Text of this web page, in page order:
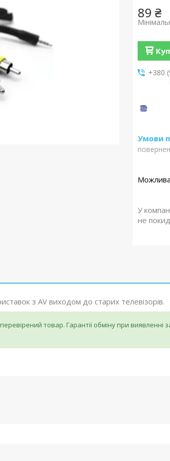
89 ₴
+380
У
не
з AV виходом до старих телевізорів.
товар. Гарантії обміну при виявленні